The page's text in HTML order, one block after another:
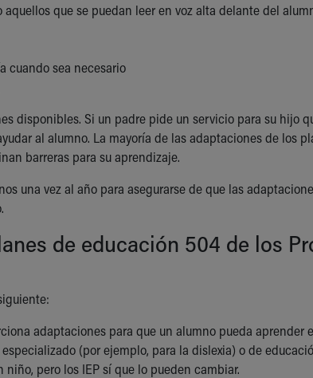
que se puedan leer en voz alta delante del
cuando sea necesario
disponibles. Si un padre pide un servicio para su hijo
al alumno. La mayoría de las adaptaciones de los
barreras para su aprendizaje.
una vez al año para asegurarse de que las
de educación 504 de los
adaptaciones para que un alumno pueda aprender
(por ejemplo, para la dislexia) o de
pero los IEP sí que lo pueden cambiar.